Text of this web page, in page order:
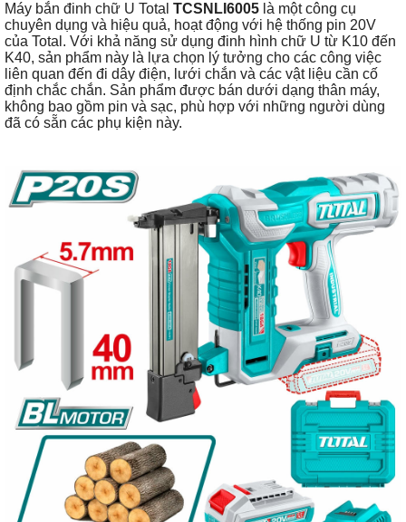
Máy bắn đinh chữ U Total TCSNLI6005 là một công cụ
chuyên dụng và hiệu quả, hoạt động với hệ thống pin 20V
của Total. Với khả năng sử dụng đinh hình chữ U từ K10 đến
K40, sản phẩm này là lựa chọn lý tưởng cho các công việc
liên quan đến đi dây điện, lưới chắn và các vật liệu cần cố
định chắc chắn. Sản phẩm được bán dưới dạng thân máy,
không bao gồm pin và sạc, phù hợp với những người dùng
đã có sẵn các phụ kiện này.